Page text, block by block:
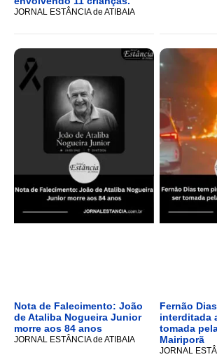
JORNAL ESTÂNCIA de ATIBAIA
Nota de Falecimento: João
de Ataliba Nogueira Junior
morre aos 84 anos
JORNAL ESTÂNCIA de ATIBAIA
Fernão
interditada
tomada
Mairiporã
JORNAL